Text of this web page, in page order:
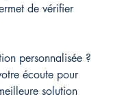
de vérifier
personnalisée ?
écoute pour
solution